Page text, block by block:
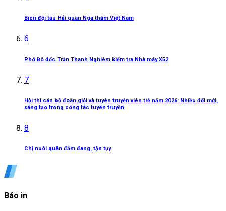
Biên đội tàu Hải quân Nga thăm Việt Nam
6
Phó Đô đốc Trần Thanh Nghiêm kiểm tra Nhà máy X52
7
Hội thi cán bộ đoàn giỏi và tuyên truyền viên trẻ năm 2026: Nhiều đổi mới,
sáng tạo trong công tác tuyên truyền
8
Chị nuôi quân đảm đang, tận tụy
Báo in